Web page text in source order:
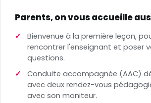
Parents, on vous accueille
Bienvenue à la première leçon,
rencontrer l'enseignant et poser
questions.
Conduite accompagnée (AAC)
avec deux rendez-vous
avec son moniteur.